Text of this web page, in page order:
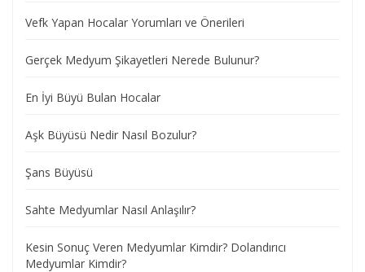
Vefk Yapan Hocalar Yorumları ve Önerileri
Gerçek Medyum Şikayetleri Nerede Bulunur?
En İyi Büyü Bulan Hocalar
Aşk Büyüsü Nedir Nasıl Bozulur?
Şans Büyüsü
Sahte Medyumlar Nasıl Anlaşılır?
Kesin Sonuç Veren Medyumlar Kimdir? Dolandırıcı
Medyumlar Kimdir?